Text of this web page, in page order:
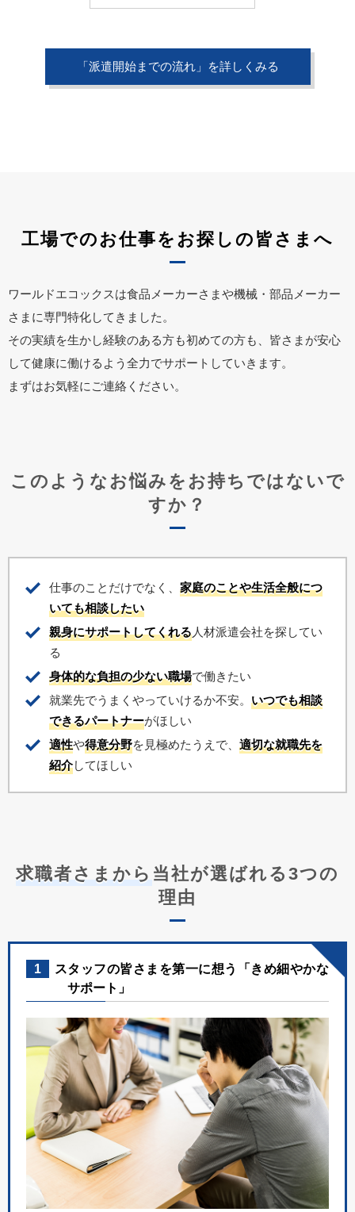
「派遣開始までの流れ」を詳しくみる
工場でのお仕事をお探しの皆さまへ
ワールドエコックスは食品メーカーさまや機械・部品メーカー
さまに専門特化してきました。
その実績を生かし経験のある方も初めての方も、皆さまが安心
して健康に働けるよう全力でサポートしていきます。
まずはお気軽にご連絡ください。
このようなお悩みをお持ちではないで
すか？
仕事のことだけでなく、 家庭のことや生活全般につ
いても相談したい
親身にサポートしてくれる人材派遣会社を探してい
る
身体的な負担の少ない職場で働きたい
就業先でうまくやっていけるか不安。 いつでも相談
できるパートナーがほしい
適性や得意分野を見極めたうえで、 適切な就職先を
紹介してほしい
求職者さまから 当社が選ばれる3つの
理由
1
スタッフの皆さまを第一に想う「きめ細やかな
サポート」